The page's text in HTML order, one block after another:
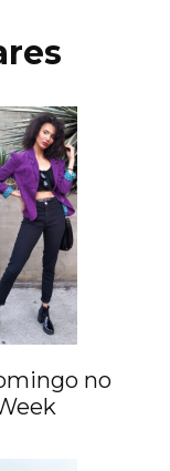
no